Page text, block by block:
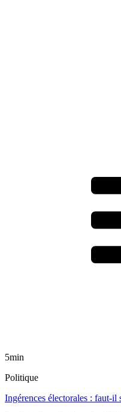
5min
Politique
Ingérences électorales : faut-il